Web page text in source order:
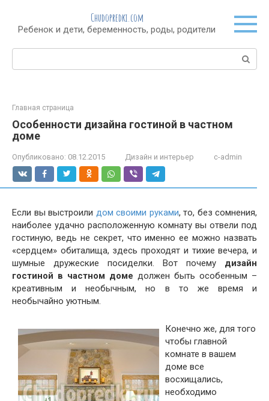
контенту
Chudopredki.com
Ребенок и дети, беременность, роды, родители
Поиск:
Главная страница
Особенности дизайна гостиной в частном
доме
Опубликовано: 08.12.2015 Дизайн и интерьер c-admin
Если вы выстроили дом своими руками, то, без сомнения,
наиболее удачно расположенную комнату вы отвели под
гостиную, ведь не секрет, что именно ее можно назвать
«сердцем» обиталища, здесь проходят и тихие вечера, и
шумные дружеские посиделки. Вот почему дизайн
гостиной в частном доме должен быть особенным –
креативным и необычным, но в то же время и
необычайно уютным.
Конечно же, для того
чтобы главной
комнате в вашем
доме все
восхищались,
необходимо